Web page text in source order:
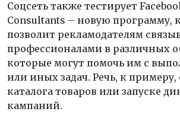
Соцсеть также тестирует
Consultants – новую программу,
позволит рекламодателям
профессионалами в различных
которые могут помочь им с
или иных задач. Речь, к примеру,
каталога товаров или запуске
кампаний.